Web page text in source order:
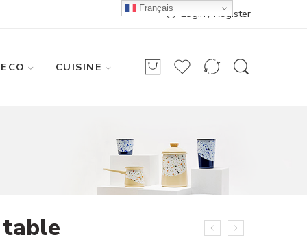
Login / Register
CUISINE
Français